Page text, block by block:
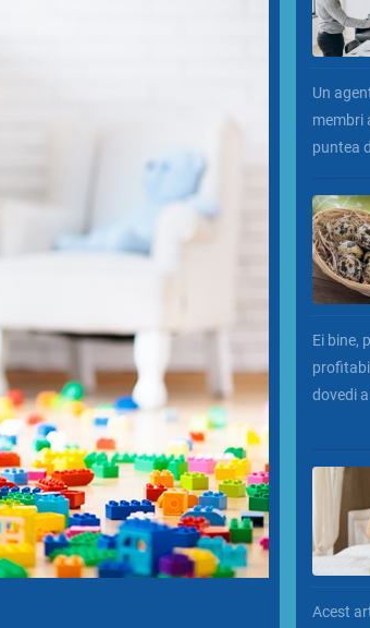
Un
membri
puntea
Ei bine,
dovedi
Acest